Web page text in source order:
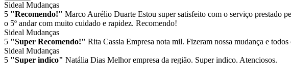
Sideal Mudanças
5 "Recomendo!" Marco Aurélio Duarte Estou super satisfeito com o serviço prestado
o 5º andar com muito cuidado e rapidez. Recomendo!
Sideal Mudanças
5 "Super Recomendo!" Rita Cassia Empresa nota mil. Fizeram nossa mudança e
Sideal Mudanças
5 "Super indico" Natália Dias Melhor empresa da região. Super indico. Atenciosos.